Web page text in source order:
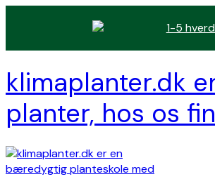
1-5
klimaplanter.dk
planter, hos os